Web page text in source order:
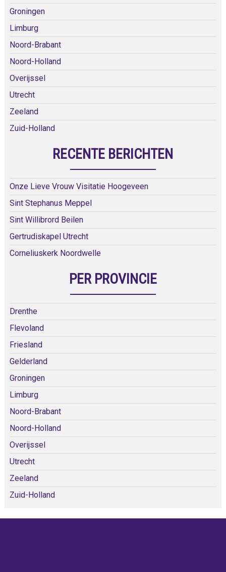
Groningen
Limburg
Noord-Brabant
Noord-Holland
Overijssel
Utrecht
Zeeland
Zuid-Holland
RECENTE BERICHTEN
Onze Lieve Vrouw Visitatie Hoogeveen
Sint Stephanus Meppel
Sint Willibrord Beilen
Gertrudiskapel Utrecht
Corneliuskerk Noordwelle
PER PROVINCIE
Drenthe
Flevoland
Friesland
Gelderland
Groningen
Limburg
Noord-Brabant
Noord-Holland
Overijssel
Utrecht
Zeeland
Zuid-Holland